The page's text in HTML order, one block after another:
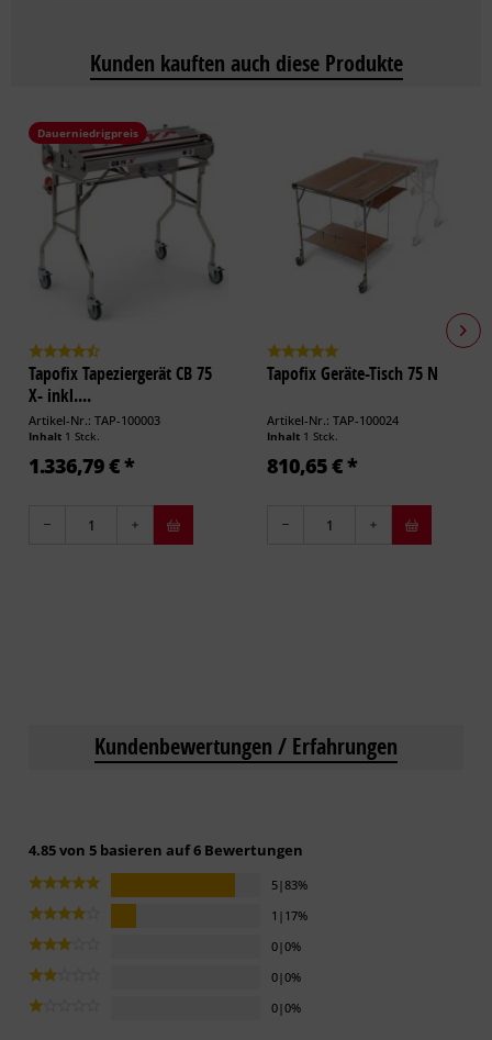
Kunden kauften auch diese Produkte
Dauerniedrigpreis
Tapofix Tapeziergerät CB 75
X- inkl....
Artikel-Nr.: TAP-100003
Inhalt 1 Stck.
1.336,79 € *
Tapofix Geräte-Tisch 75 N
Artikel-Nr.: TAP-100024
Inhalt 1 Stck.
810,65 € *
Kundenbewertungen / Erfahrungen
4.85 von 5 basieren auf 6 Bewertungen
5|83%
1|17%
0|0%
0|0%
0|0%